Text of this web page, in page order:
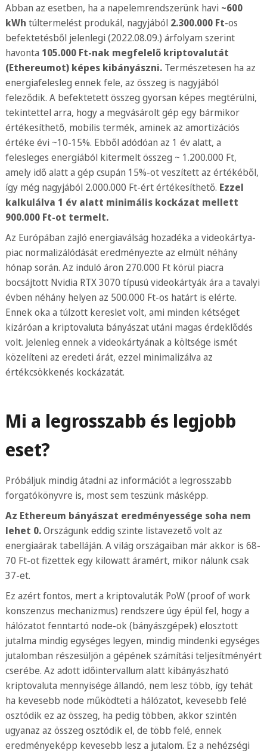
Abban az esetben, ha a napelemrendszerünk havi ~600
kWh túltermelést produkál, nagyjából 2.300.000 Ft-os
befektetésből jelenlegi (2022.08.09.) árfolyam szerint
havonta 105.000 Ft-nak megfelelő kriptovalutát
(Ethereumot) képes kibányászni.Természetesen ha az
energiafelesleg ennek fele, az összeg is nagyjából
feleződik. A befektetett összeg gyorsan képes megtérülni,
tekintettel arra, hogy a megvásárolt gép egy bármikor
értékesíthető, mobilis termék, aminek az amortizációs
értéke évi ~10-15%. Ebből adódóan az 1 év alatt, a
felesleges energiából kitermelt összeg ~ 1.200.000 Ft,
amely idő alatt a gép csupán 15%-ot veszített az értékéből,
így még nagyjából 2.000.000 Ft-ért értékesíthető. Ezzel
kalkulálva 1 év alatt minimális kockázat mellett
900.000 Ft-ot termelt.
Az Európában zajló energiaválság hozadéka a videokártya-
piac normalizálódását eredményezte az elmúlt néhány
hónap során. Az induló áron 270.000 Ft körül piacra
bocsájtott Nvidia RTX 3070 típusú videokártyák ára a tavalyi
évben néhány helyen az 500.000 Ft-os határt is elérte.
Ennek oka a túlzott kereslet volt, ami minden kétséget
kizáróan a kriptovaluta bányászat utáni magas érdeklődés
volt. Jelenleg ennek a videokártyának a költsége ismét
közelíteni az eredeti árát, ezzel minimalizálva az
értékcsökkenés kockázatát.
Mi a legrosszabb és legjobb
eset?
Próbáljuk mindig átadni az információt a legrosszabb
forgatókönyvre is, most sem teszünk másképp.
Az Ethereum bányászat eredményessége soha nem
lehet 0.Országunk eddig szinte listavezető volt az
energiaárak tabelláján. A világ országaiban már akkor is 68-
70 Ft-ot fizettek egy kilowatt áramért, mikor nálunk csak
37-et.
Ez azért fontos, mert a kriptovaluták PoW (proof of work
konszenzus mechanizmus) rendszere úgy épül fel, hogy a
hálózatot fenntartó node-ok (bányászgépek) elosztott
jutalma mindig egységes legyen, mindig mindenki egységes
jutalomban részesüljön a gépének számítási teljesítményért
cserébe. Az adott időintervallum alatt kibányászható
kriptovaluta mennyisége állandó, nem lesz több, így tehát
ha kevesebb node működteti a hálózatot, kevesebb felé
osztódik ez az összeg, ha pedig többen, akkor szintén
ugyanaz az összeg osztódik el, de több felé, ennek
eredményeképp kevesebb lesz a jutalom. Ez a nehézségi